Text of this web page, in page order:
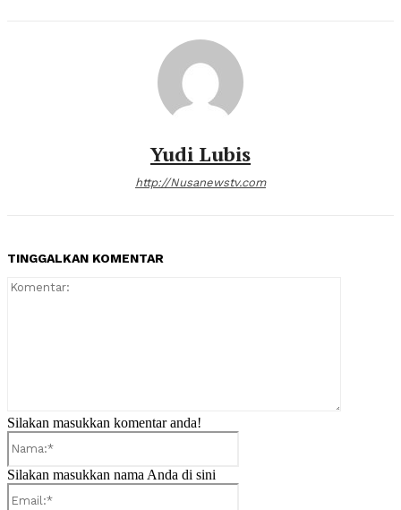
Yudi Lubis
http://Nusanewstv.com
TINGGALKAN KOMENTAR
Silakan masukkan komentar anda!
Silakan masukkan nama Anda di sini